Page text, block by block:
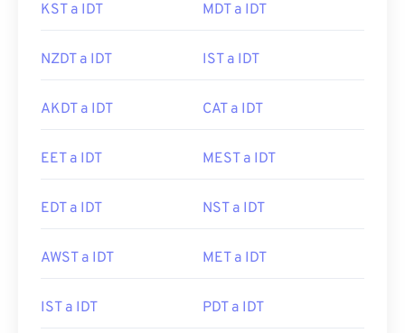
KST a IDT MDT a IDT
NZDT a IDT IST a IDT
AKDT a IDT CAT a IDT
EET a IDT MEST a IDT
EDT a IDT NST a IDT
AWST a IDT MET a IDT
IST a IDT PDT a IDT